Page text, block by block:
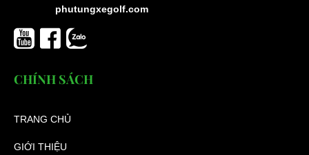
phutungxegolf.com
CHÍNH SÁCH
TRANG CHỦ
GIỚI THIỆU